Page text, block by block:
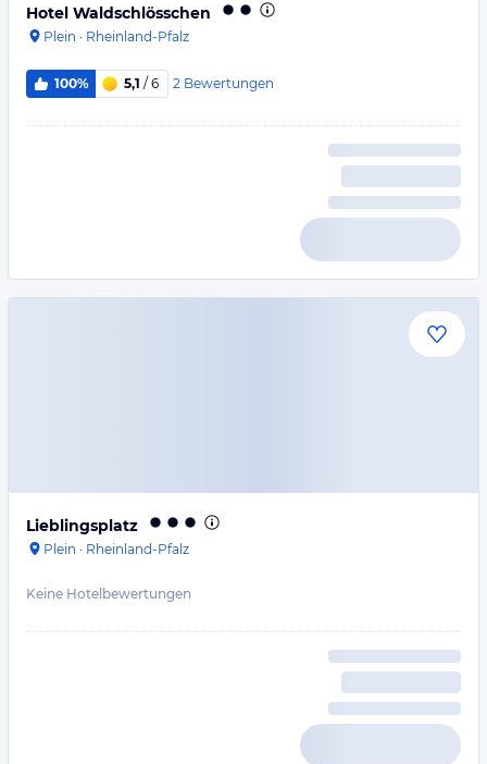
Hotel Waldschlösschen
Plein · Rheinland-Pfalz
100% 5,1 / 6 2 Bewertungen
Lieblingsplatz
Plein · Rheinland-Pfalz
Keine Hotelbewertungen